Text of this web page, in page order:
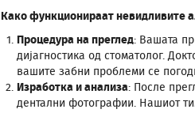
Како функционираат невидливите
Процедура на преглед: Вашата
дијагностика од стоматолог.
вашите забни проблеми се
Изработка и анализа: После
дентални фотографии. Нашиот